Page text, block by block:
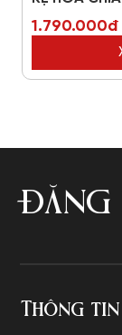
1.790.000đ
ĐĂNG
Thông